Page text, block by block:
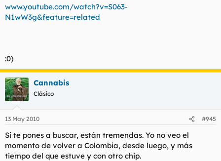
www.youtube.com/watch?v=S063-
N1wW3g&feature=related
:0)
Cannabis
Clásico
13 May 2010 #945
Si te pones a buscar, están tremendas. Yo no veo el
momento de volver a Colombia, desde luego, y más
tiempo del que estuve y con otro chip.